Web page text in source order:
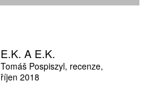
E.K. A E.K.
Tomáš Pospiszyl recenze
říjen 2018